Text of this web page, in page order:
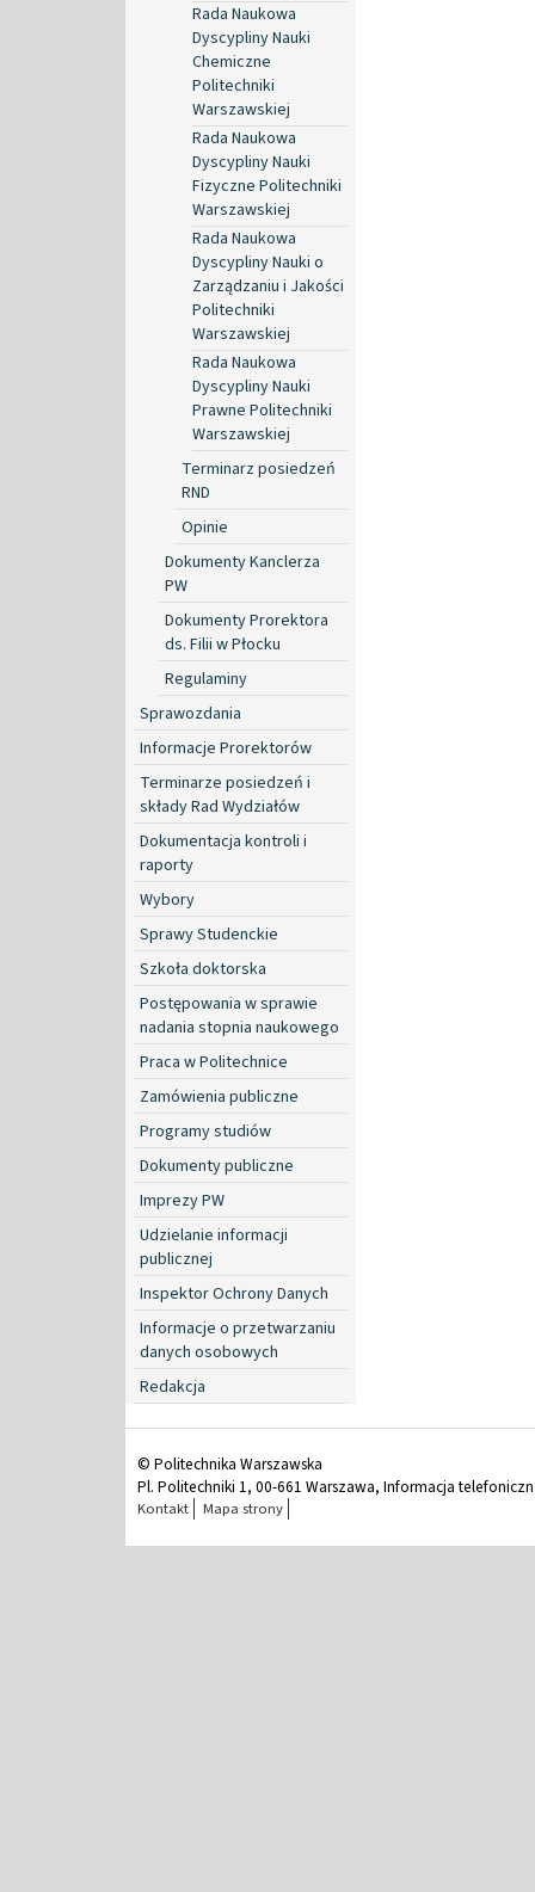
Rada Naukowa
Dyscypliny Nauki
Chemiczne
Politechniki
Warszawskiej
Rada Naukowa
Dyscypliny Nauki
Fizyczne Politechniki
Warszawskiej
Rada Naukowa
Dyscypliny Nauki o
Zarządzaniu i Jakości
Politechniki
Warszawskiej
Rada Naukowa
Dyscypliny Nauki
Prawne Politechniki
Warszawskiej
Terminarz posiedzeń
RND
Opinie
Dokumenty Kanclerza
PW
Dokumenty Prorektora
ds. Filii w Płocku
Regulaminy
Sprawozdania
Informacje Prorektorów
Terminarze posiedzeń i
składy Rad Wydziałów
Dokumentacja kontroli i
raporty
Wybory
Sprawy Studenckie
Szkoła doktorska
Postępowania w sprawie
nadania stopnia naukowego
Praca w Politechnice
Zamówienia publiczne
Programy studiów
Dokumenty publiczne
Imprezy PW
Udzielanie informacji
publicznej
Inspektor Ochrony Danych
Informacje o przetwarzaniu
danych osobowych
Redakcja
© Politechnika Warszawska
Pl. Politechniki 1, 00-661 Warszawa, Informacja
Kontakt Mapa strony